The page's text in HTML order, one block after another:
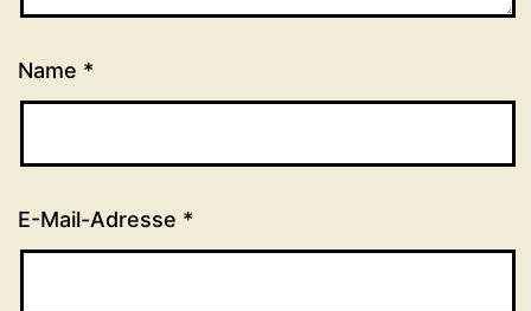
Name *
E-Mail-Adresse *